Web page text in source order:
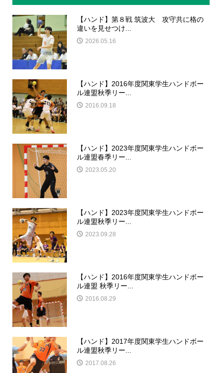
【ハンド】第８戦 筑波大 攻守共に格の
違いを見せつけ...
2026.05.16
【ハンド】2016年度関東学生ハンドボー
ル連盟秋季リー...
2016.09.18
【ハンド】2023年度関東学生ハンドボー
ル連盟春季リー...
2023.05.20
【ハンド】2023年度関東学生ハンドボー
ル連盟秋季リー...
2023.09.28
【ハンド】2016年度関東学生ハンドボー
ル連盟 秋季リー...
2016.08.29
【ハンド】2017年度関東学生ハンドボー
ル連盟秋季リー...
2017.08.26